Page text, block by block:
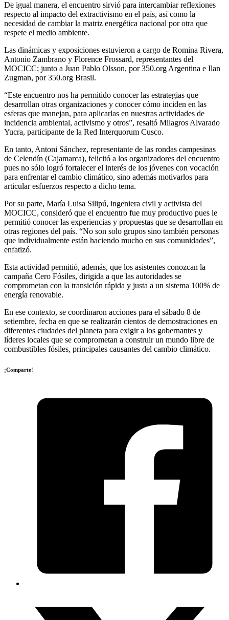
De igual manera, el encuentro sirvió para intercambiar reflexiones
respecto al impacto del extractivismo en el país, así como la
necesidad de cambiar la matriz energética nacional por otra que
respete el medio ambiente.
Las dinámicas y exposiciones estuvieron a cargo de Romina Rivera,
Antonio Zambrano y Florence Frossard, representantes del
MOCICC; junto a Juan Pablo Olsson, por 350.org Argentina e Ilan
Zugman, por 350.org Brasil.
“Este encuentro nos ha permitido conocer las estrategias que
desarrollan otras organizaciones y conocer cómo inciden en las
esferas que manejan, para aplicarlas en nuestras actividades de
incidencia ambiental, activismo y otros”, resaltó Milagros Alvarado
Yucra, participante de la Red Interquorum Cusco.
En tanto, Antoni Sánchez, representante de las rondas campesinas
de Celendín (Cajamarca), felicitó a los organizadores del encuentro
pues no sólo logró fortalecer el interés de los jóvenes con vocación
para enfrentar el cambio climático, sino además motivarlos para
articular esfuerzos respecto a dicho tema.
Por su parte, María Luisa Silipú, ingeniera civil y activista del
MOCICC, consideró que el encuentro fue muy productivo pues le
permitió conocer las experiencias y propuestas que se desarrollan en
otras regiones del país. “No son solo grupos sino también personas
que individualmente están haciendo mucho en sus comunidades”,
enfatizó.
Esta actividad permitió, además, que los asistentes conozcan la
campaña Cero Fósiles, dirigida a que las autoridades se
comprometan con la transición rápida y justa a un sistema 100% de
energía renovable.
En ese contexto, se coordinaron acciones para el sábado 8 de
setiembre, fecha en que se realizarán cientos de demostraciones en
diferentes ciudades del planeta para exigir a los gobernantes y
líderes locales que se comprometan a construir un mundo libre de
combustibles fósiles, principales causantes del cambio climático.
¡Comparte!